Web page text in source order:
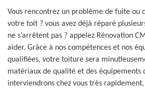
Vous rencontrez un problème de fuite ou
votre toit ? vous avez déjà réparé
ne s’arrêtent pas ? appelez Rénovation
aider. Grâce à nos compétences et nos
qualifiées, votre toiture sera
matériaux de qualité et des équipements
interviendrons chez vous très